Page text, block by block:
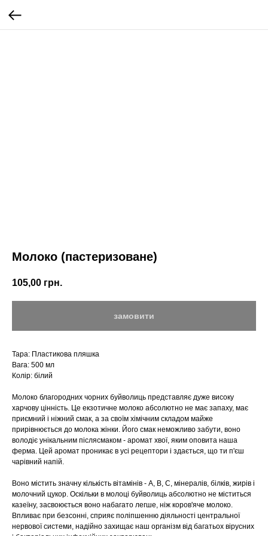
Молоко (пастеризоване)
105,00 грн.
замовити
Тара: Пластикова пляшка
Вага: 500 мл
Колір: білий
Молоко благородних чорних буйволиць представляє дуже високу
харчову цінність. Це екзотичне молоко абсолютно не має запаху, має
приємний і ніжний смак, а за своїм хімічним складом майже
прирівнюється до молока жінки. Його смак неможливо забути, воно
володіє унікальним післясмаком - аромат хвої, яким оповита наша
ферма. Цей аромат проникає в усі рецептори і здається, що ти п'єш
чарівний напій.
Воно містить значну кількість вітамінів - А, В, С, мінералів, білків, жирів і
молочний цукор. Оскільки в молоці буйволиць абсолютно не міститься
казеїну, засвоюється воно набагато легше, ніж коров'яче молоко.
Впливає при безсонні, сприяє поліпшенню діяльності центральної
нервової системи, надійно захищає наш організм від багатьох вірусних